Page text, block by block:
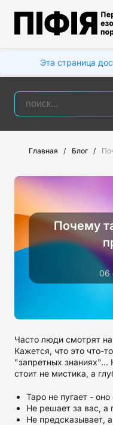
Эта страница
Главная Блог
Почему
06
Часто люди смотрят
Кажется, что это что-
"запретных
стоит не мистика, а
Таро не пугает - оно
Не решает за вас, а
Не предсказывает,